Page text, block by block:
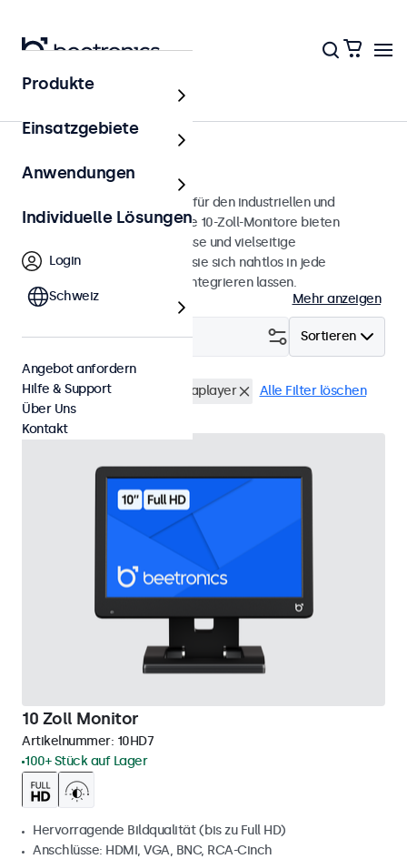
Monitore
10 Zoll Monitore
10-Zoll-Monitore, entwickelt für den industriellen und
professionellen Einsatz. Diese 10-Zoll-Monitore bieten
verschiedene Videoanschlüsse und vielseitige
Montageoptionen, wodurch sie sich nahtlos in jede
Anwendung und Umgebung integrieren lassen.
Mehr anzeigen
Sortieren
Filtern (3)
10 Zoll Monitore USB-Mediaplayer Alle Filter löschen
10 Zoll Monitor
Artikelnummer: 10HD7
100+ Stück auf Lager
Hervorragende Bildqualität (bis zu Full HD)
Anschlüsse: HDMI, VGA, BNC, RCA-Cinch
Produkte
Einsatzgebiete
Anwendungen
Individuelle Lösungen
Login
Schweiz
Angebot anfordern
Hilfe & Support
Über Uns
Kontakt